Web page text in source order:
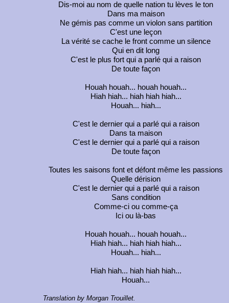
Dis-moi au nom de quelle nation tu lèves le ton
Dans ma maison
Ne gémis pas comme un violon sans partition
C'est une leçon
La vérité se cache le front comme un silence
Qui en dit long
C'est le plus fort qui a parlé qui a raison
De toute façon
Houah houah... houah houah...
Hiah hiah... hiah hiah hiah...
Houah... hiah...
C'est le dernier qui a parlé qui a raison
Dans ta maison
C'est le dernier qui a parlé qui a raison
De toute façon
Toutes les saisons font et défont même les passions
Quelle dérision
C'est le dernier qui a parlé qui a raison
Sans condition
Comme-ci ou comme-ça
Ici ou là-bas
Houah houah... houah houah...
Hiah hiah... hiah hiah hiah...
Houah... hiah...
Hiah hiah... hiah hiah hiah...
Houah...
Translation by Morgan Trouillet.